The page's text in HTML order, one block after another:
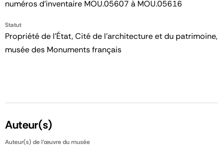
numéros d'inventaire MOU.05607 à MOU.05616
Statut
Propriété de l’État, Cité de l’architecture et du patrimoine,
musée des Monuments français
Auteur(s)
Auteur(s) de l'œuvre du musée